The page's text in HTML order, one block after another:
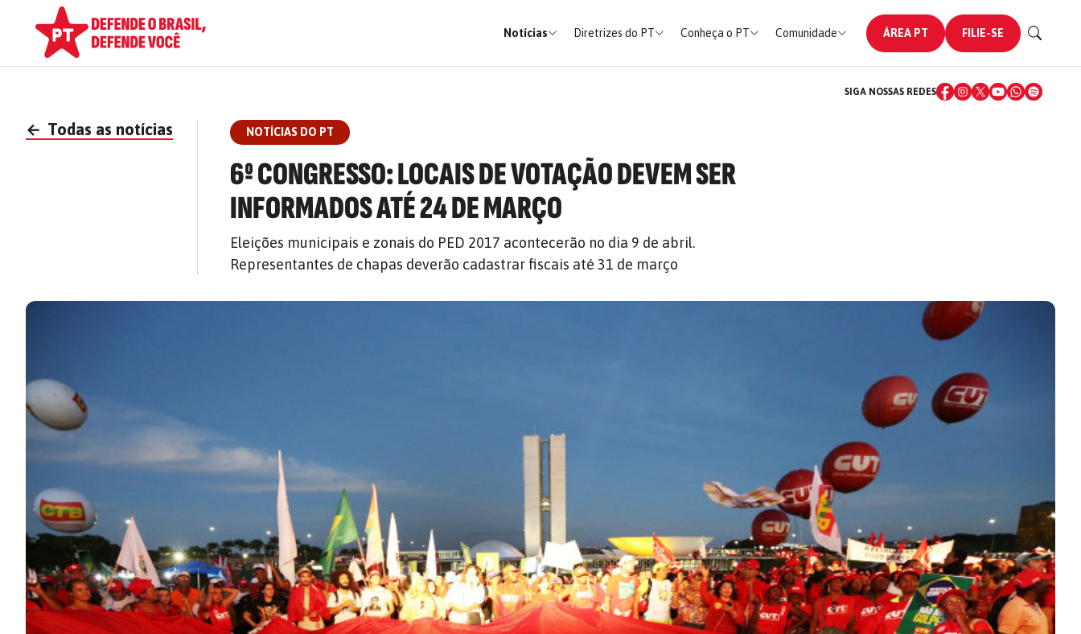
Notícias Diretrizes do PT Conheça o PT Comunidade ÁREA PT FILIE-SE
SIGA NOSSAS REDES
← Todas as notícias NOTÍCIAS DO PT
6º CONGRESSO: LOCAIS DE VOTAÇÃO DEVEM SER
INFORMADOS ATÉ 24 DE MARÇO
Eleições municipais e zonais do PED 2017 acontecerão no dia 9 de abril.
Representantes de chapas deverão cadastrar fiscais até 31 de março